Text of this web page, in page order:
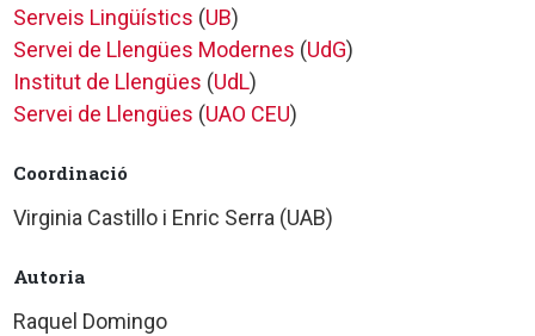
Serveis Lingüístics (UB)
Servei de Llengües Modernes (UdG)
Institut de Llengües (UdL)
Servei de Llengües (UAO CEU)
Coordinació
Virginia Castillo i Enric Serra (UAB)
Autoria
Raquel Domingo